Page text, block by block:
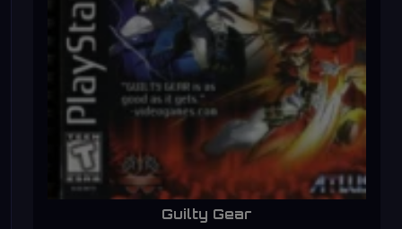
Guilty Gear